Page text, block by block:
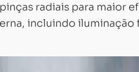
radiais para maior
incluindo iluminação